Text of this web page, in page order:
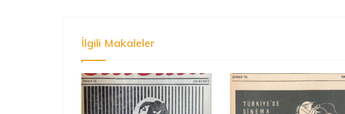
İlgili Makaleler